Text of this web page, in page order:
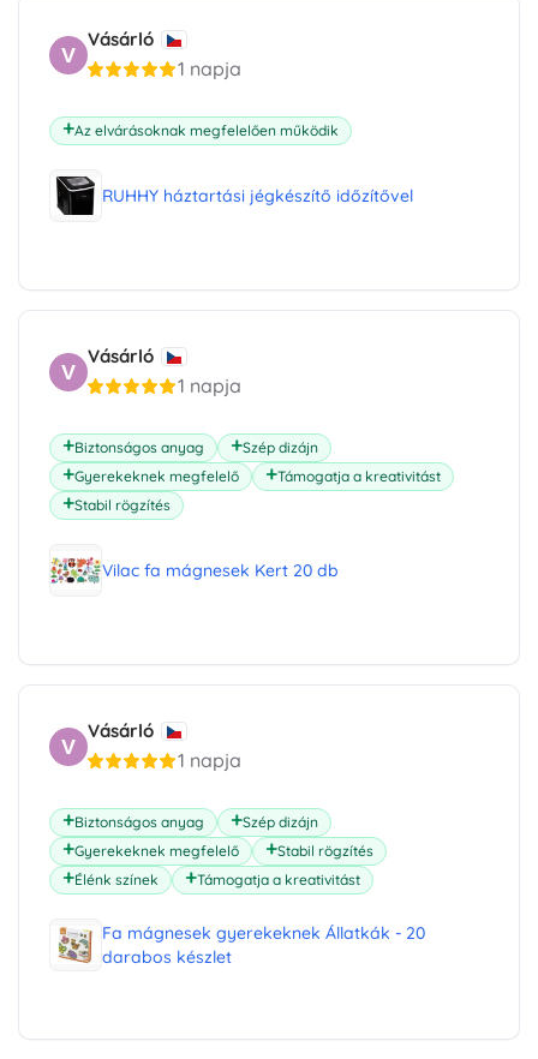
V
Vásárló
1 napja
Az elvárásoknak megfelelően működik
RUHHY háztartási jégkészítő időzítővel
V
Vásárló
1 napja
Biztonságos anyag
Szép dizájn
Gyerekeknek megfelelő
Támogatja a kreativitást
Stabil rögzítés
Vilac fa mágnesek Kert 20 db
V
Vásárló
1 napja
Biztonságos anyag
Szép dizájn
Gyerekeknek megfelelő
Stabil rögzítés
Élénk színek
Támogatja a kreativitást
Fa mágnesek gyerekeknek Állatkák - 20
darabos készlet